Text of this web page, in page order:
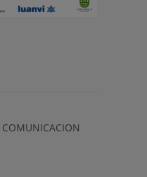
COMUNICACION